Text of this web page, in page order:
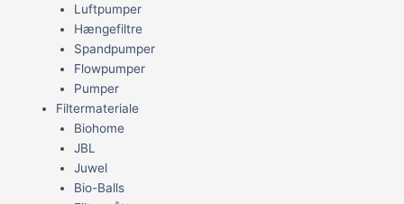
Luftpumper
Hængefiltre
Spandpumper
Flowpumper
Pumper
Filtermateriale
Biohome
JBL
Juwel
Bio-Balls